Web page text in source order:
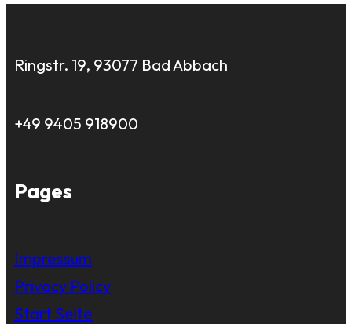
Ringstr. 19, 93077 Bad Abbach
+49 9405 918900
Pages
Impressum
Privacy Policy
Start Seite